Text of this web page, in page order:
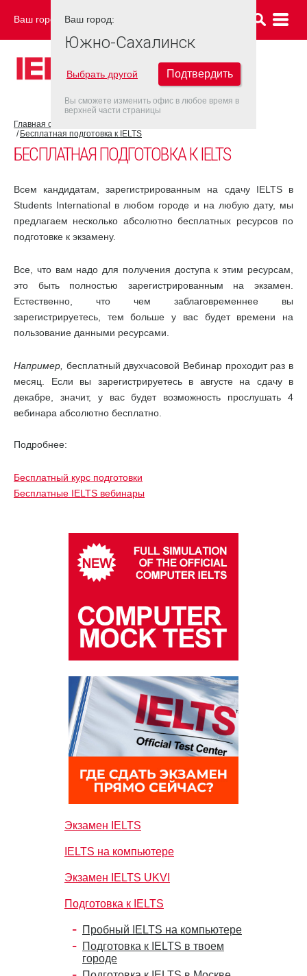
Ваш город: ЮЖНО-САХАЛИНСК
Главная страница
Бесплатная подготовка к IELTS
БЕСПЛАТНАЯ ПОДГОТОВКА К IELTS
Всем кандидатам, зарегистрированным на сдачу IELTS в
Students International в любом городе и на любую дату, мы
предлагаем несколько абсолютно бесплатных ресурсов по
подготовке к экзамену.
Все, что вам надо для получения доступа к этим ресурсам,
это быть полностью зарегистрированным на экзамен.
Естественно, что чем заблаговременнее вы
зарегистрируетесь, тем больше у вас будет времени на
пользование данными ресурсами.
Например, бесплатный двухчасовой Вебинар проходит раз в
месяц. Если вы зарегистрируетесь в августе на сдачу в
декабре, значит, у вас будет возможность прослушать 4
вебинара абсолютно бесплатно.
Подробнее:
Бесплатный курс подготовки
Бесплатные IELTS вебинары
Экзамен IELTS
IELTS на компьютере
Экзамен IELTS UKVI
Подготовка к IELTS
Пробный IELTS на компьютере
Подготовка к IELTS в твоем
городе
Ваш город:
Южно-Сахалинск
Выбрать другой Подтвердить
Вы сможете изменить офис в любое время в
верхней части страницы